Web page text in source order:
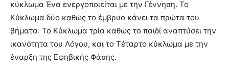
κύκλωμα Ένα ενεργοποιείται με την Γέννηση. Το
Κύκλωμα δύο καθώς το έμβρυο κάνει τα πρώτα του
βήματα. Το Κύκλωμα τρία καθώς το παιδί αναπτύσει την
ικανότητα του Λόγου, και το Τέταρτο κύκλωμα με την
έναρξη της Εφηβικής Φάσης.